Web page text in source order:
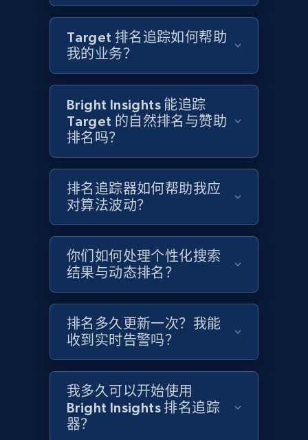
URL, Product id, Listing inventory id, Title, Rating,
Reviews count shop, Reviews count item, Initial
price, and more.
1.9K+ 323+ 立即开始
URL, Product id, Listing inventory id, Title, Rating,
Reviews count shop, Reviews count item, Initial
price, and more.
1.9K+ 323+ 立即开始
Amazon products search
Asin, URL, Name, Sponsored, Initial price, Final
price, Currency, Sold, and more.
Target 排名追踪如何帮助
我的业务？
Bright Insights 能追踪
Target 的自然排名与赞助
排名吗？
排名追踪器如何帮助我应
对算法波动？
你们如何处理个性化搜索
结果与动态排名？
排名多久更新一次？我能
收到实时告警吗？
我多久可以开始使用
Bright Insights 排名追踪
器？